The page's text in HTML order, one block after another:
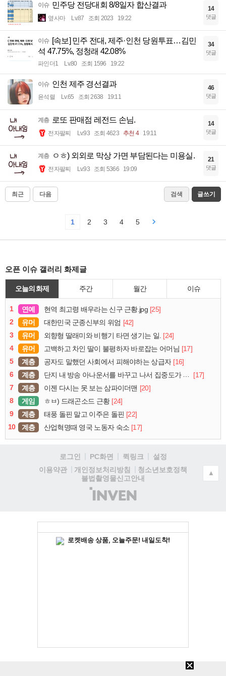
이슈 민주당 전당대회 8/8일자 합산결과
옆사마 Lv.87 조회 2023 19:22
14
댓글
이슈 [속보] 민주 전대, 제주·인천 당원투표…김민
석 47.75%, 정청래 42.08%
파인더1 Lv.80 조회 1596 19:22
34
댓글
이슈 인천 제주 경선결과
윤석렬 Lv.65 조회 2638 19:11
46
댓글
계층 로또 판매점 레전드 손님.
전자팔찌 Lv.93 조회 4623 추천 4 19:11
14
댓글
계층 ㅇㅎ) 외외로 막상 가면 부담된다는 미용실.
전자팔찌 Lv.93 조회 5366 19:09
21
댓글
최근 다음 검색 글쓰기
1 2 3 4 5
오픈 이슈 갤러리 화제글
오늘의 화제 주간 월간 이슈
1 연예 현역 최고령 배우라는 신구 근황.jpg [25]
2
유머 대한민국 군종신부의 위엄 [42]
3
유머 외향형 딸래미와 비행기 타면 생기는 일. [24]
4
유머 고백하고 차인 딸이 불평하자 바로잡는 어머님 [17]
5
계층 공자도 말했던 사회에서 피해야하는 상급자 [16]
6
계층 단지 내 방송 아나운서를 바꾸고 나서 집중도가 확 올라갔다는 한 아파트의 안내방송
[17]
7
계층 이젠 다시는 못 보는 삼파이더맨 [20]
8
게임 ㅎㅂ) 드래곤소드 근황 [24]
9
계층 태풍 돌핀 말고 이주은 돌핀 [22]
10
계층 산업혁명때 영국 노동자 숙소 [17]
로그인 PC화면 퀵링크
설정
이용약관
개인정보처리방침
청소년보호정책
불법촬영물신고안내
(주)
인
▲